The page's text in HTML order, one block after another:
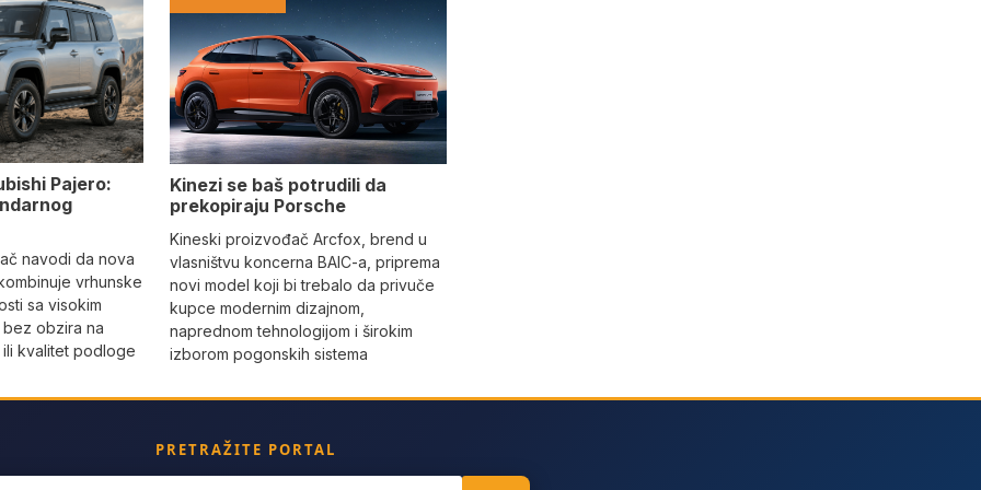
Pajero:
navodi da nova
vrhunske
sa visokim
obzira na
kvalitet podloge
Kinezi se baš potrudili da
prekopiraju Porsche
Kineski proizvođač Arcfox, brend u
vlasništvu koncerna BAIC-a, priprema
novi model koji bi trebalo da privuče
kupce modernim dizajnom,
naprednom tehnologijom i širokim
izborom pogonskih sistema
PRETRAŽITE PORTAL